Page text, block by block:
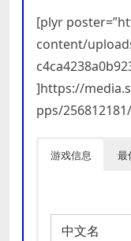
[plyr
content/
]https://
pps/
游戏信息 最
中文名